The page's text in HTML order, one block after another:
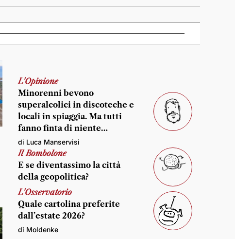
L'Opinione
Minorenni bevono
superalcolici in discoteche e
locali in spiaggia. Ma tutti
fanno finta di niente…
di Luca Manservisi
Il Bombolone
E se diventassimo la città
della geopolitica?
L'Osservatorio
Quale cartolina preferite
dall’estate 2026?
di Moldenke